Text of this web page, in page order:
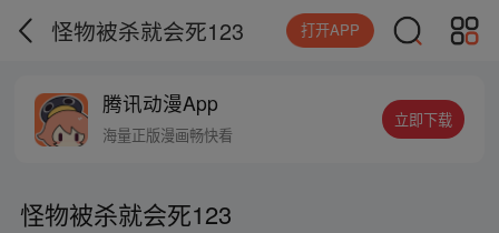
怪物被杀就会死123 打开APP
腾讯动漫App
海量正版漫画畅快看
立即下载
怪物被杀就会死123